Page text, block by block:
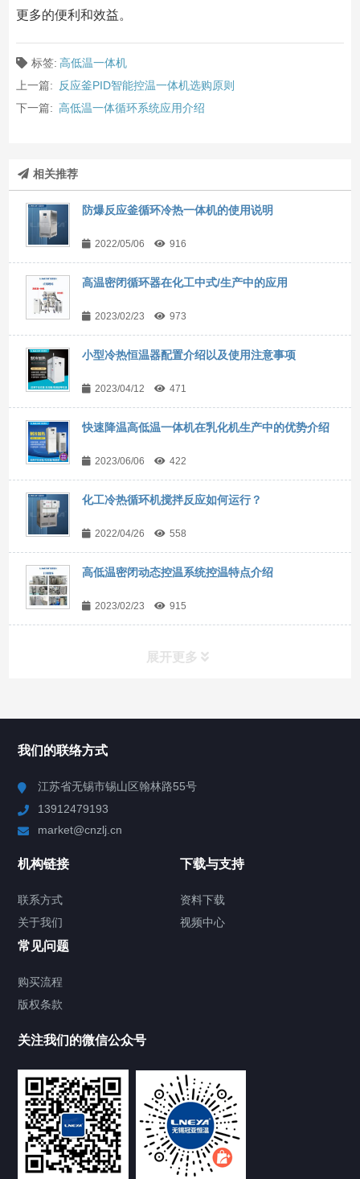
更多的便利和效益。
标签: 高低温一体机
上一篇:
反应釜PID智能控温一体机选购原则
下一篇: 高低温一体循环系统应用介绍
相关推荐
防爆反应釜循环冷热一体机的使用说明
2022/05/06 916
高温密闭循环器在化工中式/生产中的应用
2023/02/23 973
小型冷热恒温器配置介绍以及使用注意事项
2023/04/12 471
快速降温高低温一体机在乳化机生产中的优势介绍
2023/06/06 422
化工冷热循环机搅拌反应如何运行？
2022/04/26 558
高低温密闭动态控温系统控温特点介绍
2023/02/23 915
展开更多
Chiller高精度制冷循环器
TCU温度控制单元
Chiller气体控温系统
Chamber试验箱
FREEZER低温箱
我们的联络方式
江苏省无锡市锡山区翰林路55号
13912479193
market@cnzlj.cn
机构链接
联系方式
关于我们
下载与支持
资料下载
视频中心
常见问题
购买流程
版权条款
关注我们的微信公众号